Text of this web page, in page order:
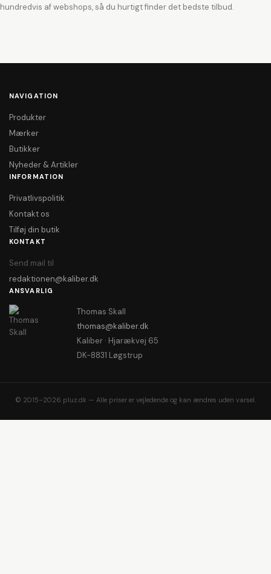
hundredvis af webshops, så du hurtigt finder det bedste tilbud.
NAVIGATION
Produkter
Mærker
Butikker
Nyheder & Artikler
INFORMATION
Privatlivspolitik
Kontakt os
Tilføj din butik
KONTAKT
Send mail til
redaktionen@kaliber.dk
ANSVARLIG
Thomas Skall
thomas@kaliber.dk
Kaliber · Hjarækvej 65
DK-8831 Løgstrup
© 2015–2026 pluz.dk — Alle priser er vejledende og kan ændres uden varsel.